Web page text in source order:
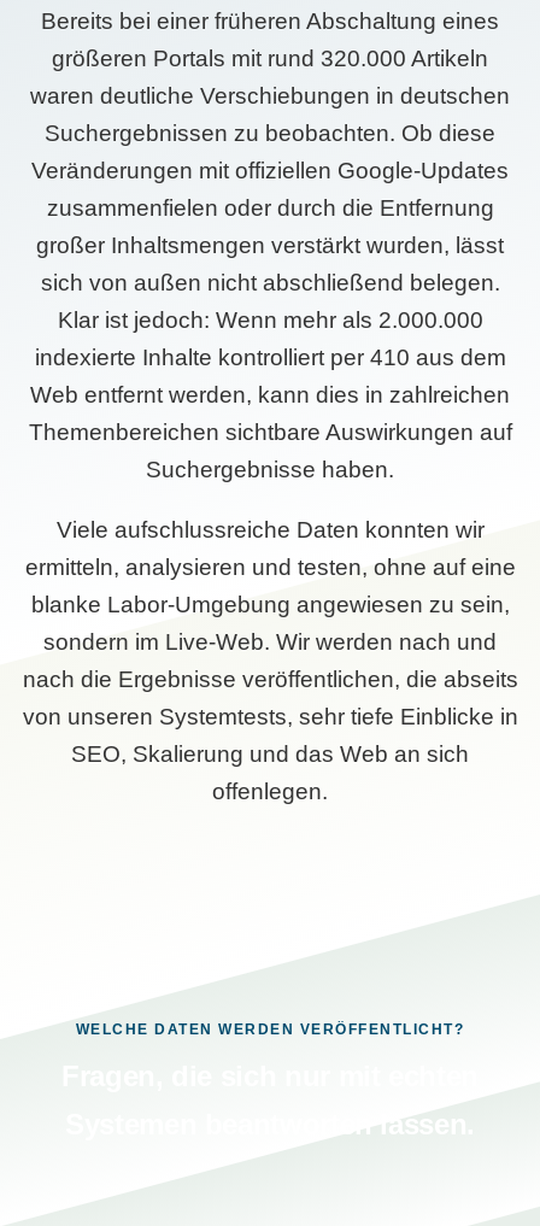
Bereits bei einer früheren Abschaltung eines
größeren Portals mit rund 320.000 Artikeln
waren deutliche Verschiebungen in deutschen
Suchergebnissen zu beobachten. Ob diese
Veränderungen mit offiziellen Google-Updates
zusammenfielen oder durch die Entfernung
großer Inhaltsmengen verstärkt wurden, lässt
sich von außen nicht abschließend belegen.
Klar ist jedoch: Wenn mehr als 2.000.000
indexierte Inhalte kontrolliert per 410 aus dem
Web entfernt werden, kann dies in zahlreichen
Themenbereichen sichtbare Auswirkungen auf
Suchergebnisse haben.
Viele aufschlussreiche Daten konnten wir
ermitteln, analysieren und testen, ohne auf eine
blanke Labor-Umgebung angewiesen zu sein,
sondern im Live-Web. Wir werden nach und
nach die Ergebnisse veröffentlichen, die abseits
von unseren Systemtests, sehr tiefe Einblicke in
SEO, Skalierung und das Web an sich
offenlegen.
WELCHE DATEN WERDEN VERÖFFENTLICHT?